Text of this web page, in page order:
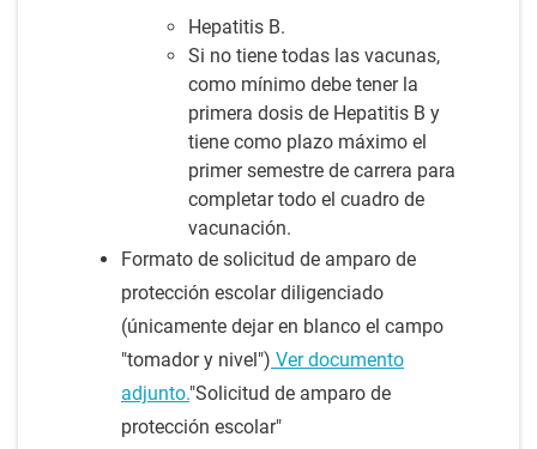
Hepatitis B.
Si no tiene todas las vacunas,
como mínimo debe tener la
primera dosis de Hepatitis B y
tiene como plazo máximo el
primer semestre de carrera para
completar todo el cuadro de
vacunación.
Formato de solicitud de amparo de
protección escolar diligenciado
(únicamente dejar en blanco el campo
"tomador y nivel") Ver documento
adjunto."Solicitud de amparo de
protección escolar"